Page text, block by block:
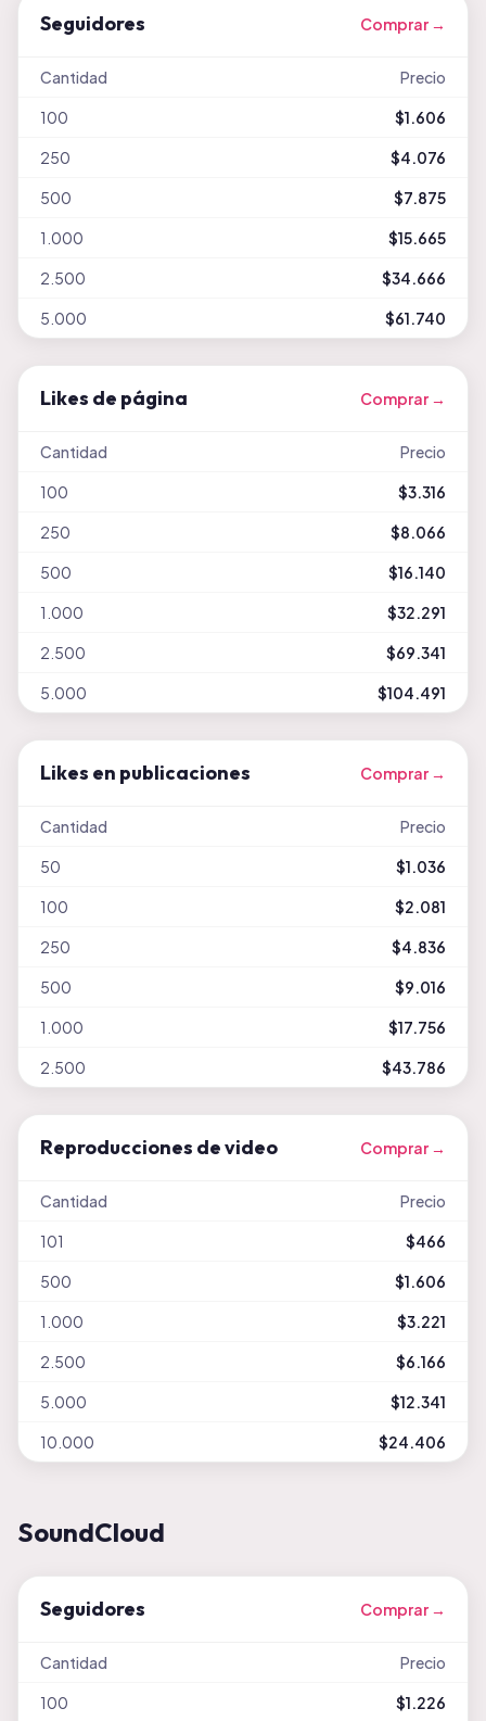
Seguidores Comprar →
Cantidad Precio
100 $1.606
250 $4.076
500 $7.875
1.000 $15.665
2.500 $34.666
5.000 $61.740
Likes de página Comprar →
Cantidad Precio
100 $3.316
250 $8.066
500 $16.140
1.000 $32.291
2.500 $69.341
5.000 $104.491
Likes en publicaciones Comprar →
Cantidad Precio
50 $1.036
100 $2.081
250 $4.836
500 $9.016
1.000 $17.756
2.500 $43.786
Reproducciones de video Comprar →
Cantidad Precio
101 $466
500 $1.606
1.000 $3.221
2.500 $6.166
5.000 $12.341
10.000 $24.406
SoundCloud
Seguidores Comprar →
Cantidad Precio
100 $1.226